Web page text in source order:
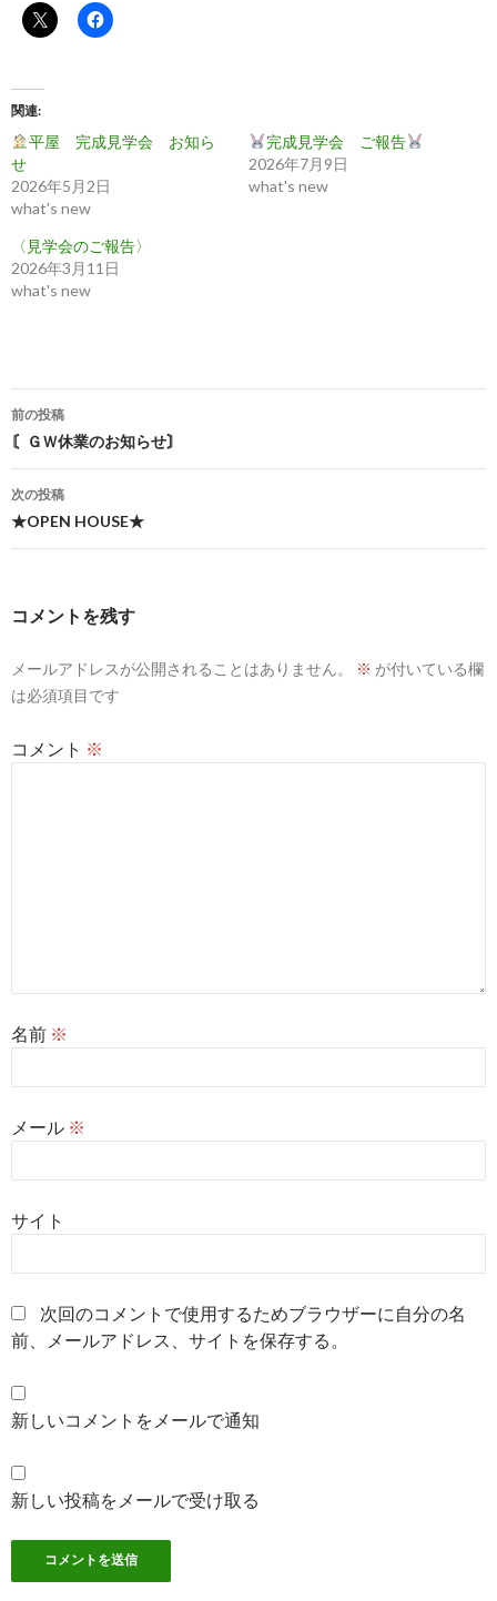
関連
平屋 完成見学会 お知ら
せ
2026年5月2日
what's new
完成見学会 ご報告
2026年7月9日
what's new
〈見学会のご報告〉
2026年3月11日
what's new
投
稿
ナ
ビ
ゲ
ョ
前の投稿
〘ＧＷ休業のお知らせ〙
次の投稿
★OPEN HOUSE★
コメントを残す
メールアドレスが公開されることはありません。 ※ が付いている欄
は必須項目です
コメント ※
名前 ※
メール ※
サイト
次回のコメントで使用するためブラウザーに自分の名
前、メールアドレス、サイトを保存する。
新しいコメントをメールで通知
新しい投稿をメールで受け取る